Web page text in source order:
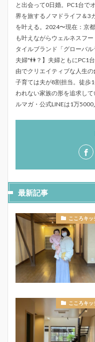
と出会って0日婚。PC1台で
界を旅するノマドライフ＆3
を叶える。2024〜現在：京
も叶えながらウェルネスフ
タイルブランド「グローバ
夫婦"👫？】夫婦ともにPC1
由でクリエイティブな人生
子育ては夫が8割担当。徒歩
われない家族の形を追求し
ルマガ・公式LINEは1万5000
最新記事
こころキッ
こころキッ